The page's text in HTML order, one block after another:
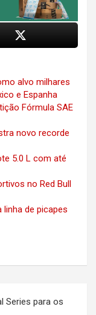
alvo milhares
e Espanha
Fórmula SAE
novo recorde
5.0 L com até
no Red Bull
linha de picapes
Series para os